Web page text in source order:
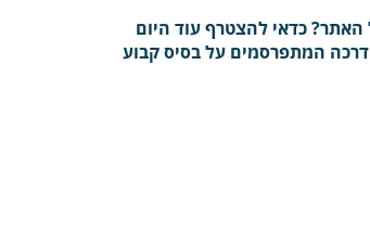
כדאי להצטרף עוד היום
המתפרסמים על בסיס קבוע